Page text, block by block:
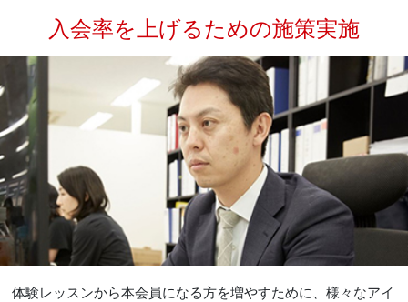
入会率を上げるための施策実施
体験レッスンから本会員になる方を増やすために、様々なアイ